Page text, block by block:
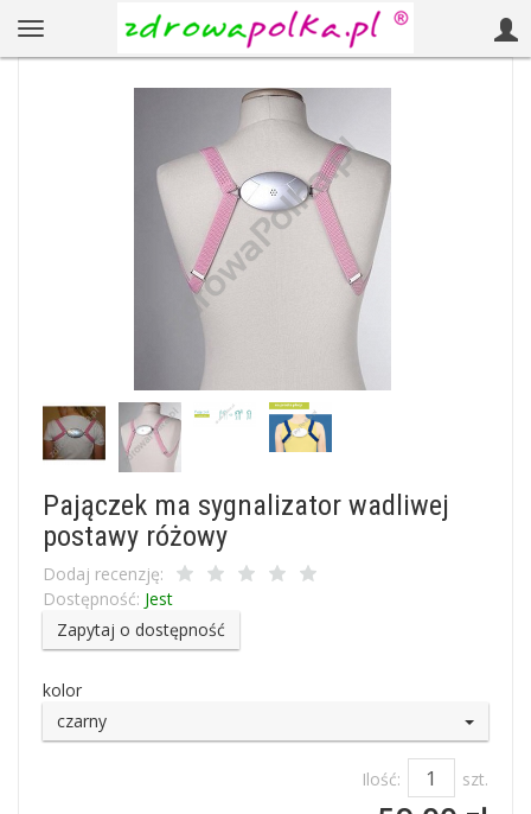
Pajączek ma sygnalizator wadliwej
postawy różowy
Dodaj recenzję:
Dostępność: Jest
Zapytaj o dostępność
kolor
czarny
Ilość: szt.